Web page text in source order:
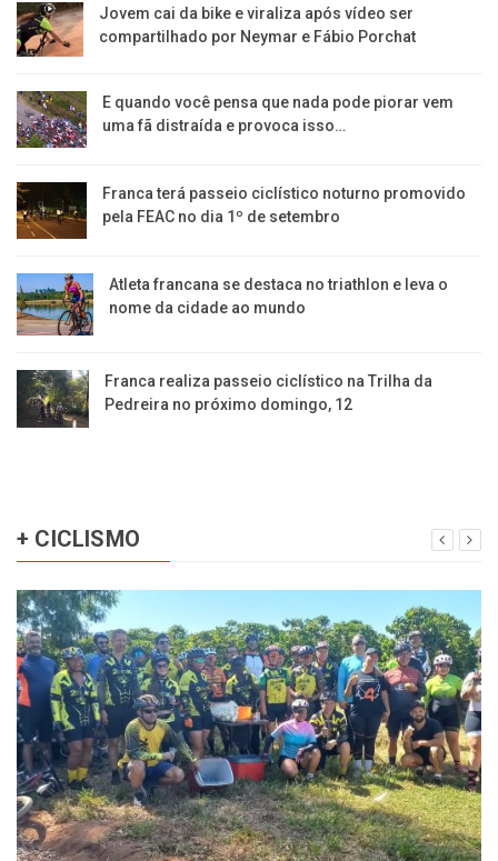
Jovem cai da bike e viraliza após vídeo ser
compartilhado por Neymar e Fábio Porchat
E quando você pensa que nada pode piorar vem
uma fã distraída e provoca isso…
Franca terá passeio ciclístico noturno promovido
pela FEAC no dia 1º de setembro
Atleta francana se destaca no triathlon e leva o
nome da cidade ao mundo
Franca realiza passeio ciclístico na Trilha da
Pedreira no próximo domingo, 12
+ CICLISMO